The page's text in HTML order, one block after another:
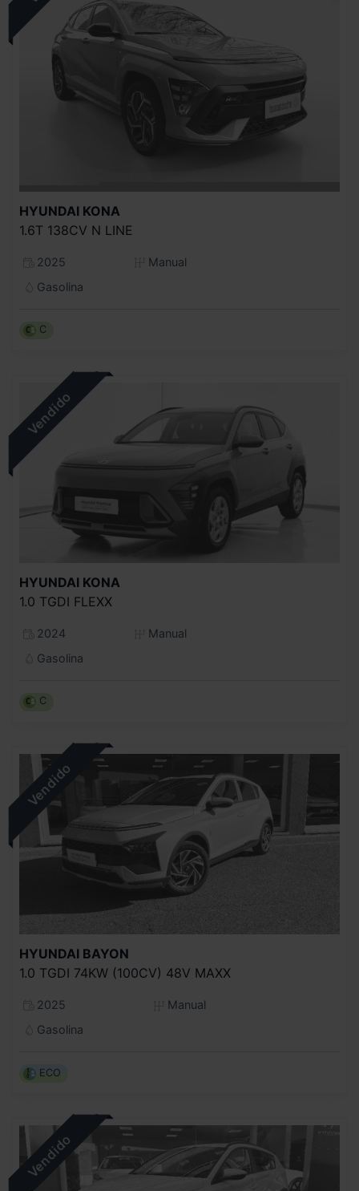
HYUNDAI KONA
1.6T 138CV N LINE
2025
Manual
Gasolina
C
HYUNDAI KONA
1.0 TGDI FLEXX
2024
Manual
Gasolina
C
HYUNDAI BAYON
1.0 TGDI 74KW (100CV) 48V MAXX
2025
Manual
Gasolina
ECO